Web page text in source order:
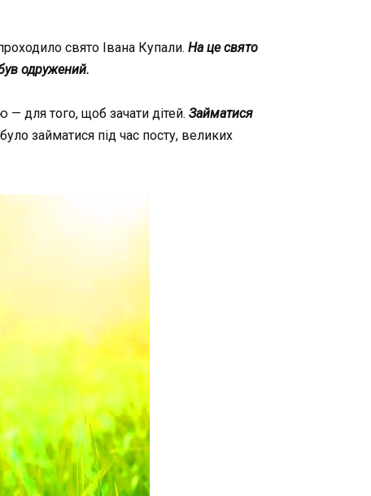
свято Івана Купали. На це свято
одружений.
— для того, щоб зачати дітей. Займатися
було займатися під час посту, великих